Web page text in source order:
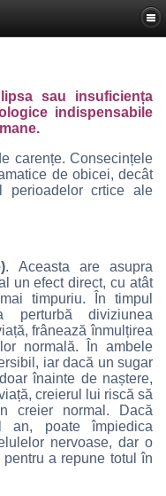
sau insuficiența
indispensabile
carențe. Consecințele
de obicei, decât
perioadelor crtice ale
. Aceasta are asupra
un efect direct, cu atât
timpuriu. În timpul
perturbă diviziunea
frânează înmulțirea
normală. În ambele
iar dacă un sugar
înainte de naștere,
creierul lui riscă să
creier normal. Dacă
an, poate împiedica
nervoase, dar o
a repune totul în